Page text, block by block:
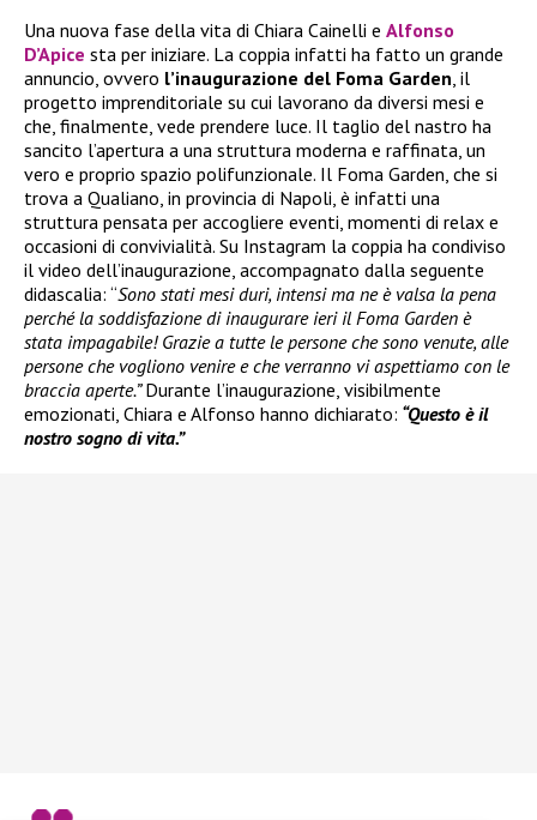
Una nuova fase della vita di Chiara Cainelli e Alfonso
D’Apice sta per iniziare. La coppia infatti ha fatto un grande
annuncio, ovvero l’inaugurazione del Foma Garden , il
progetto imprenditoriale su cui lavorano da diversi mesi e
che, finalmente, vede prendere luce. Il taglio del nastro ha
sancito l’apertura a una struttura moderna e raffinata, un
vero e proprio spazio polifunzionale. Il Foma Garden, che si
trova a Qualiano, in provincia di Napoli, è infatti una
struttura pensata per accogliere eventi, momenti di relax e
occasioni di convivialità. Su Instagram la coppia ha condiviso
il video dell’inaugurazione, accompagnato dalla seguente
didascalia: “Sono stati mesi duri, intensi ma ne è valsa la pena
perché la soddisfazione di inaugurare ieri il Foma Garden è
stata impagabile! Grazie a tutte le persone che sono venute, alle
persone che vogliono venire e che verranno vi aspettiamo con le
braccia aperte.”Durante l’inaugurazione, visibilmente
emozionati, Chiara e Alfonso hanno dichiarato: “Questo è il
nostro sogno di vita.”